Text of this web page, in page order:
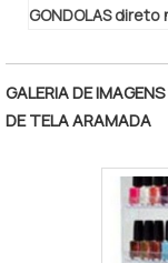
GONDOLAS
GALERIA DE
DE TELA ARAMADA